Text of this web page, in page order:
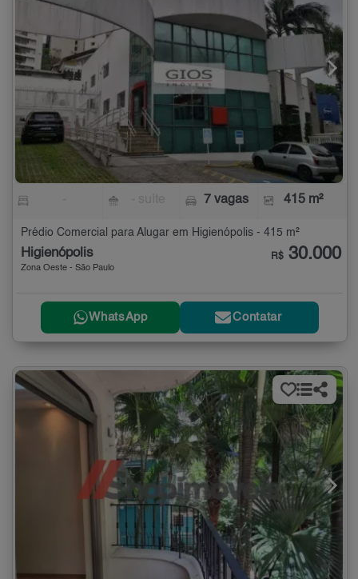
7 vagas 415 m²
Prédio Comercial para Alugar em Higienópolis - 415 m²
Higienópolis
Zona Oeste - São Paulo
R$ 30.000
WhatsApp Contatar